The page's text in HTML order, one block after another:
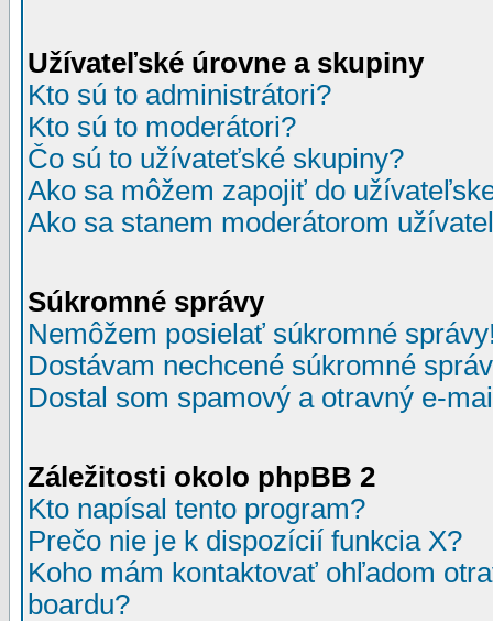
Užívateľské úrovne a skupiny
Kto sú to administrátori?
Kto sú to moderátori?
Čo sú to užívateťské skupiny?
Ako sa môžem zapojiť do
Ako sa stanem moderátorom
Súkromné správy
Nemôžem posielať súkromné
Dostávam nechcené súkromné
Dostal som spamový a otravný e-
Záležitosti okolo phpBB 2
Kto napísal tento program?
Prečo nie je k dispozícií funkcia X?
Koho mám kontaktovať ohľadom
boardu?